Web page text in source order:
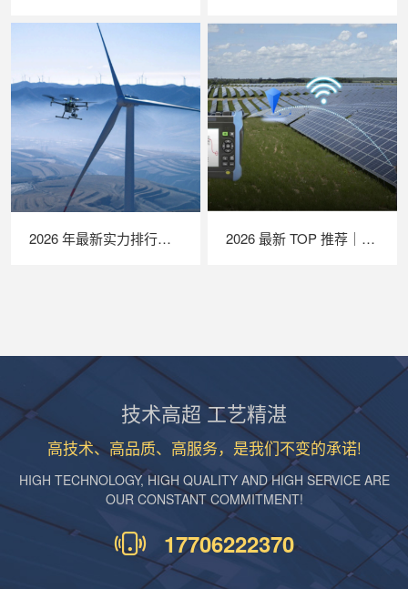
2026 年最新实力排行｜无人机 EL 检测系统 TOP 推荐，LAILX LXH210 深度解析 2026 最新 TOP 推荐｜绝缘接地综合测试仪实力排行，LAILX LXH601 深度解析
技术高超 工艺精湛
高技术、高品质、高服务，是我们不变的承诺!
HIGH TECHNOLOGY, HIGH QUALITY AND HIGH SERVICE ARE
OUR CONSTANT COMMITMENT!
17706222370